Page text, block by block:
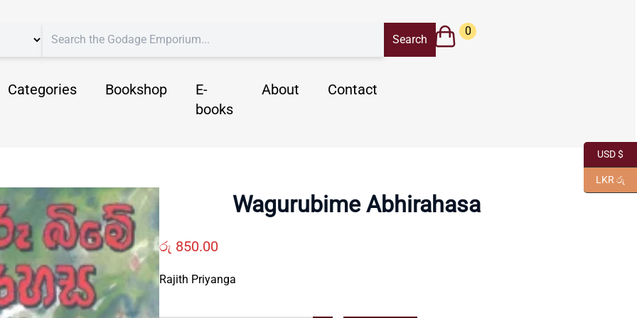
Categories Bookshop
E-
books
About Contact
0
Wagurubime Abhirahasa
රු 850.00
Rajith Priyanga
USD $
LKR රු